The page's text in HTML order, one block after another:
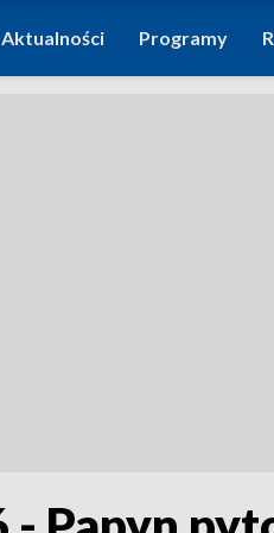
Aktualności Programy